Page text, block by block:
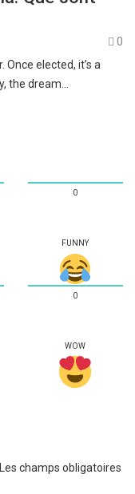
0
elected, it’s a
the dream…
0
FUNNY
0
WOW
Les champs obligatoires